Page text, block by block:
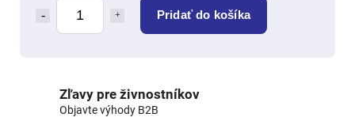
Pridať do košíka
Zľavy pre živnostníkov
Objavte výhody B2B